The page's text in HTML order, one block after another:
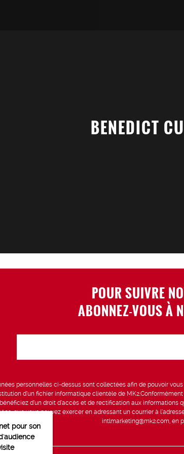
BENEDICT
POUR SUIVRE
ABONNEZ-VOUS À
personnelles ci-dessus sont collectées afin de pouvoir
d’un fichier informatique clientèle de
d’un droit d’accès et de rectification aux informations
que vous pouvez exercer en adressant un courrier à
intlmarketing@mk2.com, en
pour son